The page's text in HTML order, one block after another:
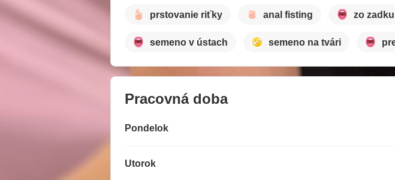
prstovanie riťky anal fisting zo
semeno v ústach semeno na tvári
Pracovná doba
Pondelok
Utorok